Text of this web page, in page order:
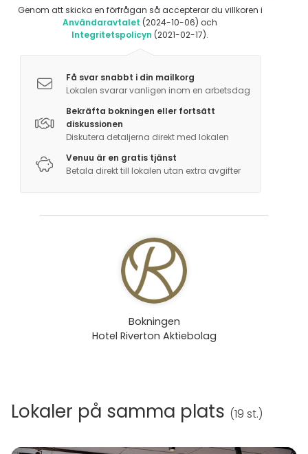
Genom att skicka en förfrågan så accepterar du villkoren i
Användaravtalet (2024-10-06) och
Integritetspolicyn (2021-02-17).
Få svar snabbt i din mailkorg
Lokalen svarar vanligen inom en arbetsdag
Bekräfta bokningen eller fortsätt
diskussionen
Diskutera detaljerna direkt med lokalen
Venuu är en gratis tjänst
Betala direkt till lokalen utan extra avgifter
Bokningen
Hotel Riverton Aktiebolag
Lokaler på samma plats (19 st.)